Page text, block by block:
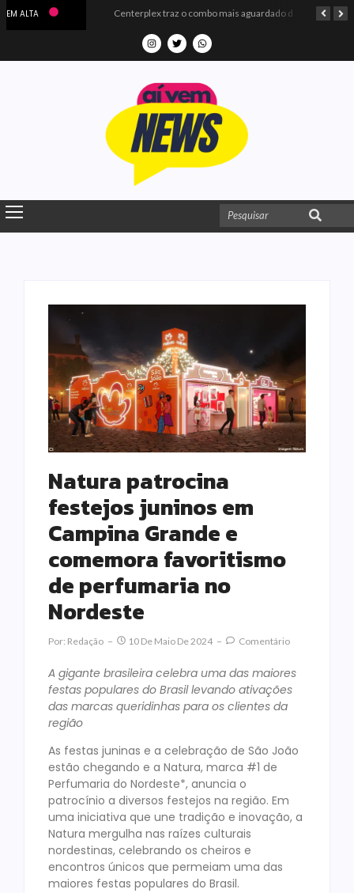
EM ALTA
Natura patrocina
festejos juninos em
Campina Grande e
comemora favoritismo
de perfumaria no
Nordeste
Por: Redação 10 De Maio De 2024 Comentário
A gigante brasileira celebra uma das maiores
festas populares do Brasil levando ativações
das marcas queridinhas para os clientes da
região
As festas juninas e a celebração de São João
estão chegando e a Natura, marca #1 de
Perfumaria do Nordeste*, anuncia o
patrocínio a diversos festejos na região. Em
uma iniciativa que une tradição e inovação, a
Natura mergulha nas raízes culturais
nordestinas, celebrando os cheiros e
encontros únicos que permeiam uma das
maiores festas populares do Brasil.